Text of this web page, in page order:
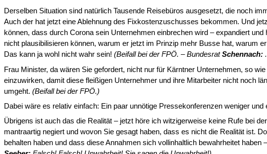
Derselben Situation sind natürlich Tausende Reisebüros ausgesetzt, die noch
Auch der hat jetzt eine Ablehnung des Fixkostenzuschusses bekommen. Und
können, dass durch Corona sein Un­ternehmen einbrechen wird – expandiert
nicht plausibilisieren können, warum er jetzt im Prinzip mehr Busse hat, warum
Das kann ja wohl nicht wahr sein! (Beifall bei der FPÖ. – BundesratSchennach:
Frau Minister, da wären Sie gefordert, nicht nur für Kärntner Unternehmen, so
einzuwirken, damit diese fleißigen Unternehmer und ihre Mitarbeiter nicht noch
umgeht. (Beifall bei der FPÖ.)
Dabei wäre es relativ einfach: Ein paar unnötige Pressekonferenzen weniger
Übrigens ist auch das die Realität – jetzt höre ich witzigerweise keine Rufe bei
mantraartig negiert und wovon Sie gesagt haben, dass es nicht die Realität ist.
behalten haben und dass diese An­nahmen sich vollinhaltlich bewahrheitet